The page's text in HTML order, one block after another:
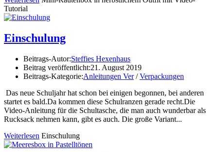
Tutorial
Einschulung
Beitrags-Autor:Steffies Hexenhaus
Beitrag veröffentlicht:21. August 2019
Beitrags-Kategorie:Anleitungen Ver / Verpackungen
Das neue Schuljahr hat schon bei einigen begonnen, bei anderen
startet es bald.Da kommen diese Schulranzen gerade recht.Die
Video-Anleitung für die Schultasche, die man auch wunderbar als
Rucksack nehmen kann, gibt es auch. Die große Variant...
Weiterlesen Einschulung